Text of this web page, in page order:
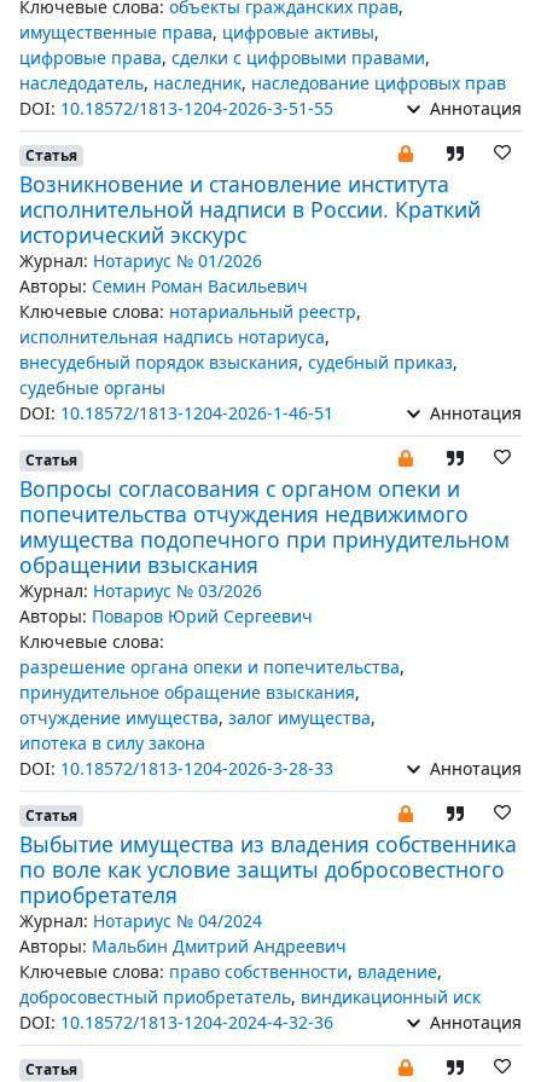
Ключевые слова: объекты гражданских прав,
имущественные права, цифровые активы,
цифровые права, сделки с цифровыми правами,
наследодатель, наследник, наследование цифровых прав
DOI: 10.18572/1813-1204-2026-3-51-55 Аннотация
Статья
Возникновение и становление института
исполнительной надписи в России. Краткий
исторический экскурс
Журнал: Нотариус № 01/2026
Авторы: Семин Роман Васильевич
Ключевые слова: нотариальный реестр,
исполнительная надпись нотариуса,
внесудебный порядок взыскания, судебный приказ,
судебные органы
DOI: 10.18572/1813-1204-2026-1-46-51 Аннотация
Статья
Вопросы согласования с органом опеки и
попечительства отчуждения недвижимого
имущества подопечного при принудительном
обращении взыскания
Журнал: Нотариус № 03/2026
Авторы: Поваров Юрий Сергеевич
Ключевые слова:
разрешение органа опеки и попечительства,
принудительное обращение взыскания,
отчуждение имущества, залог имущества,
ипотека в силу закона
DOI: 10.18572/1813-1204-2026-3-28-33 Аннотация
Статья
Выбытие имущества из владения собственника
по воле как условие защиты добросовестного
приобретателя
Журнал: Нотариус № 04/2024
Авторы: Мальбин Дмитрий Андреевич
Ключевые слова: право собственности, владение,
добросовестный приобретатель, виндикационный иск
DOI: 10.18572/1813-1204-2024-4-32-36 Аннотация
Статья